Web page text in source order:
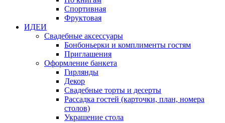
Спортивная
Фруктовая
ИДЕИ
Свадебные аксессуары
Бонбоньерки и комплименты гостям
Приглашения
Оформление банкета
Гирлянды
Декор
Свадебные торты и десерты
Рассадка гостей (карточки, план, номера
столов)
Украшение стола